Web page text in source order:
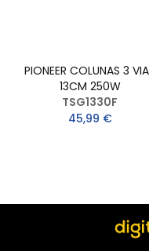
PIONEER COLUNAS 3
13CM 250W
TSG1330F
45,99 €